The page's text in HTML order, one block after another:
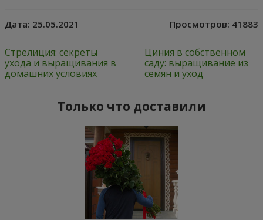
Дата: 25.05.2021 Просмотров: 41883
Стрелиция: секреты
ухода и выращивания в
домашних условиях
Циния в собственном
саду: выращивание из
семян и уход
Только что доставили